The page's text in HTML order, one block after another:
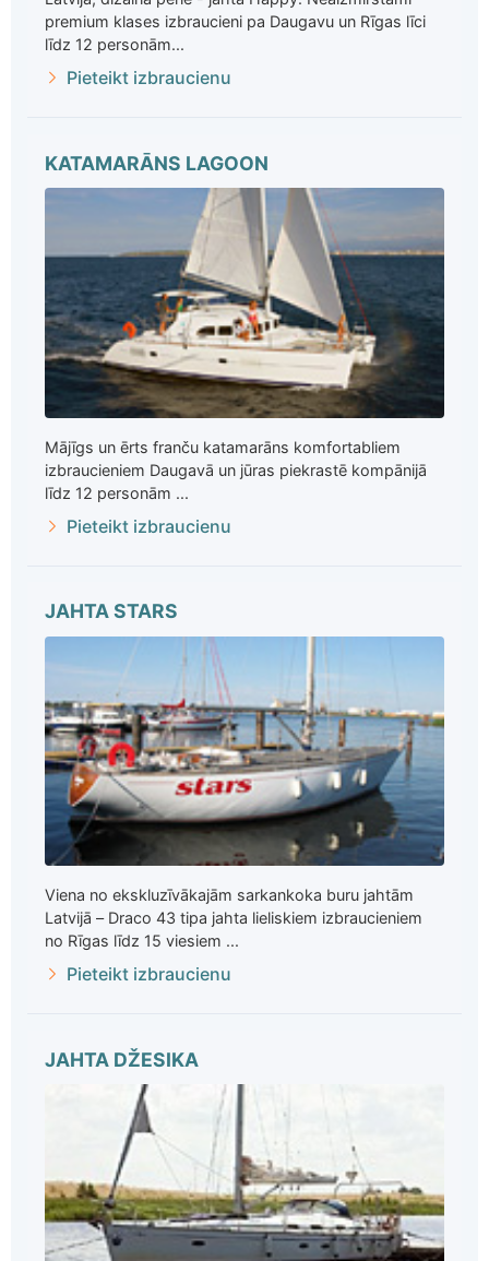
premium klases izbraucieni pa Daugavu un Rīgas līci
līdz 12 personām...
Pieteikt izbraucienu
KATAMARĀNS LAGOON
Mājīgs un ērts franču katamarāns komfortabliem
izbraucieniem Daugavā un jūras piekrastē kompānijā
līdz 12 personām ...
Pieteikt izbraucienu
JAHTA STARS
Viena no ekskluzīvākajām sarkankoka buru jahtām
Latvijā – Draco 43 tipa jahta lieliskiem izbraucieniem
no Rīgas līdz 15 viesiem ...
Pieteikt izbraucienu
JAHTA DŽESIKA